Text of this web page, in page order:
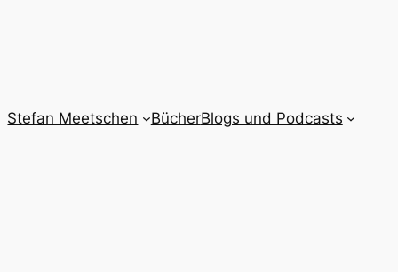
Stefan Meetschen BücherBlogs und Podcasts